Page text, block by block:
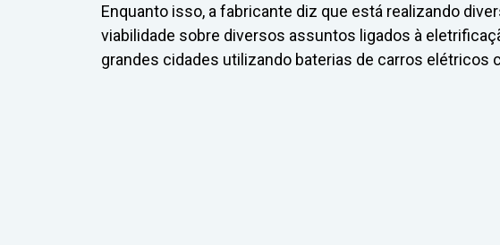
Enquanto isso, a fabricante diz que está realizando
viabilidade sobre diversos assuntos ligados à
grandes cidades utilizando baterias de carros elétricos